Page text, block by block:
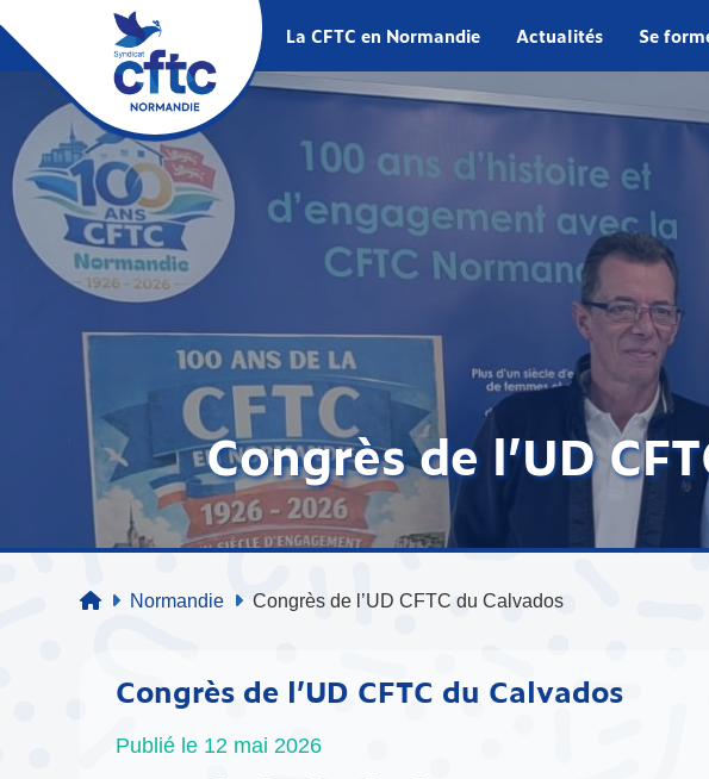
La CFTC en Normandie Actualités Se
Congrès de l’UD
Normandie Congrès de l’UD CFTC du Calvados
Congrès de l’UD CFTC du Calvados
Publié le 12 mai 2026